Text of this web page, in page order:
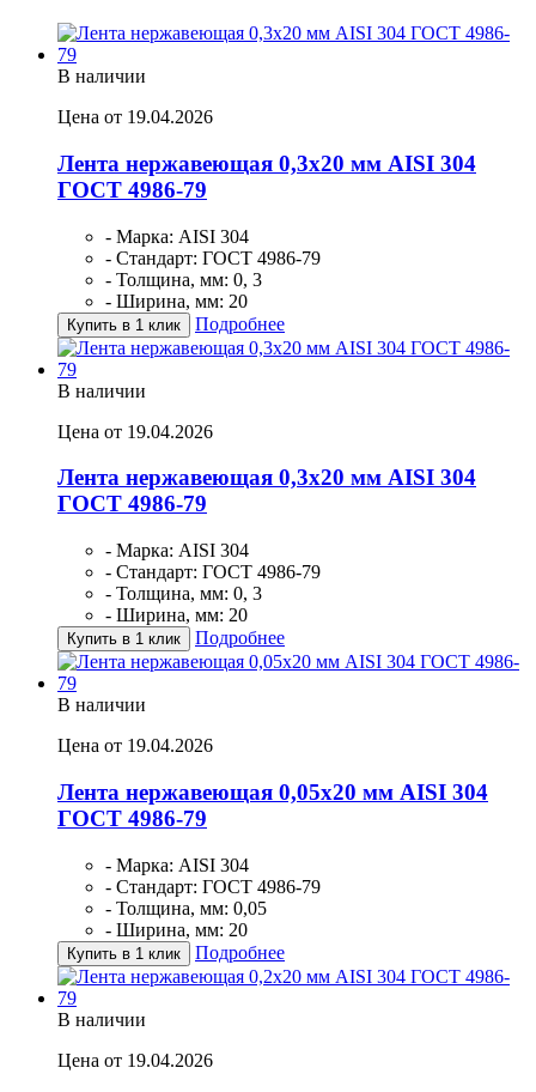
В наличии
Цена от 19.04.2026
Лента нержавеющая 0,3х20 мм AISI 304
ГОСТ 4986-79
- Марка: AISI 304
- Стандарт: ГОСТ 4986-79
- Толщина, мм: 0, 3
- Ширина, мм: 20
Купить в 1 клик Подробнее
В наличии
Цена от 19.04.2026
Лента нержавеющая 0,3х20 мм AISI 304
ГОСТ 4986-79
- Марка: AISI 304
- Стандарт: ГОСТ 4986-79
- Толщина, мм: 0, 3
- Ширина, мм: 20
Купить в 1 клик Подробнее
В наличии
Цена от 19.04.2026
Лента нержавеющая 0,05х20 мм AISI 304
ГОСТ 4986-79
- Марка: AISI 304
- Стандарт: ГОСТ 4986-79
- Толщина, мм: 0,05
- Ширина, мм: 20
Купить в 1 клик Подробнее
В наличии
Цена от 19.04.2026